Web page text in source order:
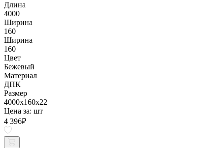
Длина
4000
Ширина
160
Ширина
160
Цвет
Бежевый
Материал
ДПК
Размер
4000x160x22
Цена за: шт
4 396₽